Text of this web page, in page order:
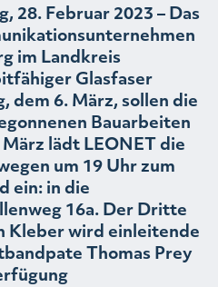
28. Februar 2023 – Das
im Landkreis
Glasfaser
dem 6. März, sollen die
Bauarbeiten
lädt LEONET die
um 19 Uhr zum
ein: in die
16a. Der Dritte
Kleber wird einleitende
Thomas Prey